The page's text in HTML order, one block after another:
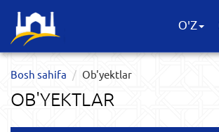
O'Z
Bosh sahifa Ob'yektlar​
OB'YEKTLAR​